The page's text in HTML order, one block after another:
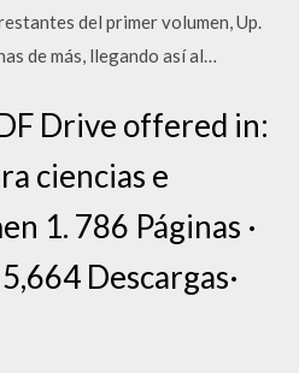
del primer volumen, Up.
de más, llegando así al…
Drive offered in:
ciencias e
1. 786 Páginas ·
Descargas·